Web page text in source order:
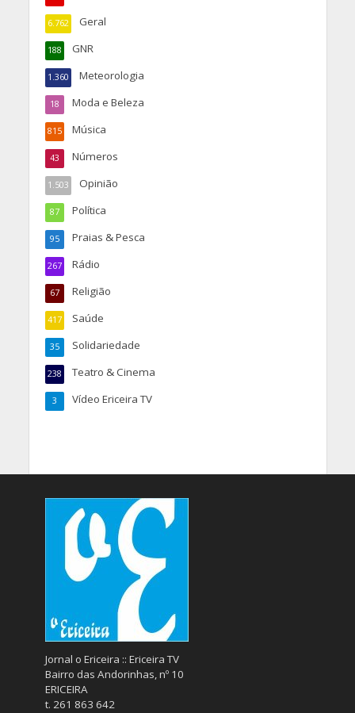
Geral
6.762
GNR
188
Meteorologia
1.360
Moda e Beleza
18
Música
815
Números
43
Opinião
1.503
Política
87
Praias & Pesca
95
Rádio
267
Religião
67
Saúde
417
Solidariedade
35
Teatro & Cinema
238
Vídeo Ericeira TV
3
Jornal o Ericeira :: Ericeira TV
Bairro das Andorinhas, nº 10
ERICEIRA
t. 261 863 642